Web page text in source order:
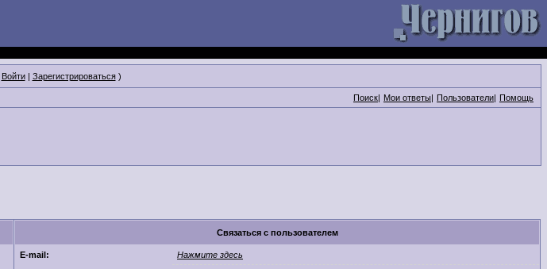
Войти| Зарегистрироваться)
Поиск| Мои ответы| Пользователи| Помощь
Связаться с пользователем
E-mail: Нажмите здесь